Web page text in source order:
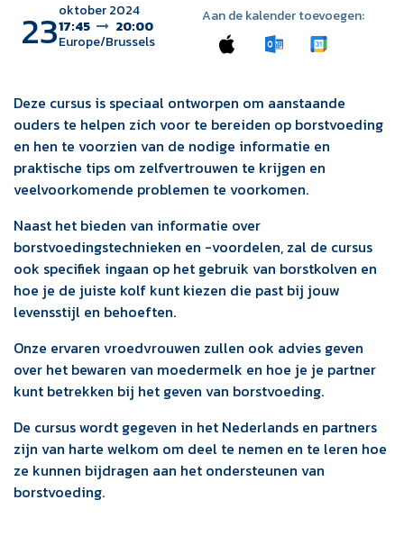
23oktober 2024
17:45
20:00
Europe/Brussels
Aan de kalender toevoegen:
Deze cursus is speciaal ontworpen om aanstaande
ouders te helpen zich voor te bereiden op borstvoeding
en hen te voorzien van de nodige informatie en
praktische tips om zelfvertrouwen te krijgen en
veelvoorkomende problemen te voorkomen.
Naast het bieden van informatie over
borstvoedingstechnieken en -voordelen, zal de cursus
ook specifiek ingaan op het gebruik van borstkolven en
hoe je de juiste kolf kunt kiezen die past bij jouw
levensstijl en behoeften.
Onze ervaren vroedvrouwen zullen ook advies geven
over het bewaren van moedermelk en hoe je je partner
kunt betrekken bij het geven van borstvoeding.
De cursus wordt gegeven in het Nederlands en partners
zijn van harte welkom om deel te nemen en te leren hoe
ze kunnen bijdragen aan het ondersteunen van
borstvoeding.